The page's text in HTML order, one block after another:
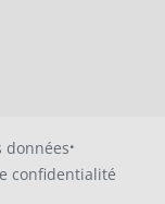
données·
confidentialité